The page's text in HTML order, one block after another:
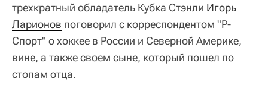
трехкратный обладатель Кубка Стэнли Игорь
Ларионов поговорил с корреспондентом "Р-
Спорт" о хоккее в России и Северной Америке,
вине, а также своем сыне, который пошел по
стопам отца.